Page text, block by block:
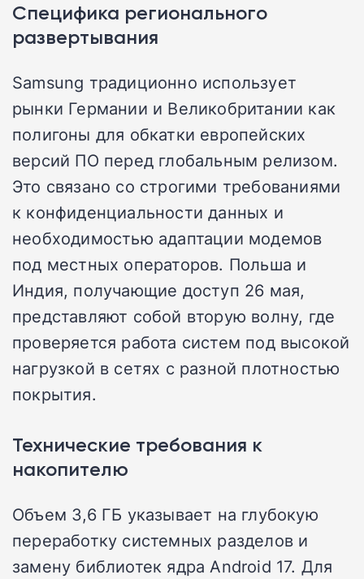
Специфика регионального
развертывания
Samsung традиционно использует
рынки Германии и Великобритании как
полигоны для обкатки европейских
версий ПО перед глобальным релизом.
Это связано со строгими требованиями
к конфиденциальности данных и
необходимостью адаптации модемов
под местных операторов. Польша и
Индия, получающие доступ 26 мая,
представляют собой вторую волну, где
проверяется работа систем под высокой
нагрузкой в сетях с разной плотностью
покрытия.
Технические требования к
накопителю
Объем 3,6 ГБ указывает на глубокую
переработку системных разделов и
замену библиотек ядра Android 17. Для